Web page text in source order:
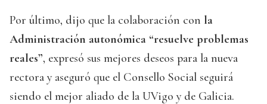
Por último, dijo que la colaboración con la
Administración autonómica “resuelve problemas
reales”, expresó sus mejores deseos para la nueva
rectora y aseguró que el Consello Social seguirá
siendo el mejor aliado de la UVigo y de Galicia.